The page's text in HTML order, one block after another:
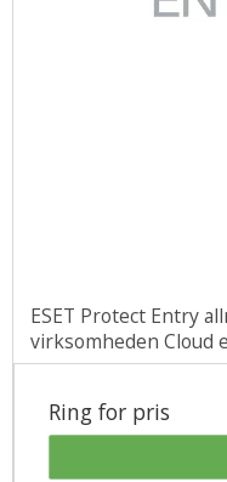
ESET Protect Entry
virksomheden Cloud
Ring for pris